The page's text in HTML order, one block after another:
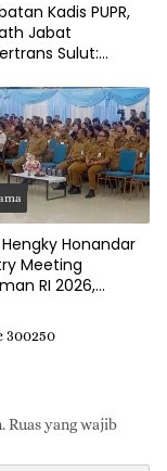
Kadis PUPR,
Jabat
Sulut:
Honandar
Meeting
RI 2026,
Bitung Prima
Ruas yang wajib